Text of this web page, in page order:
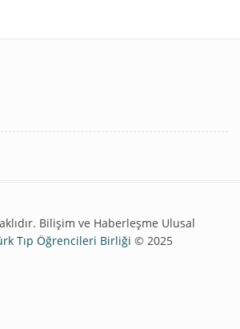
Bilişim ve Haberleşme Ulusal
Tıp Öğrencileri Birliği © 2025